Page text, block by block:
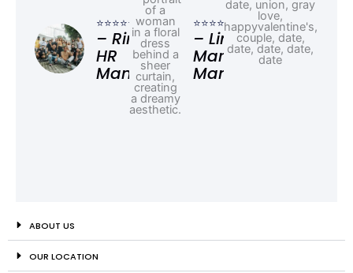
⭐⭐⭐⭐⭐
– Rina,
HR
Manager
⭐⭐⭐⭐⭐
– Linda,
Marketing
Manager
ABOUT US
OUR LOCATION